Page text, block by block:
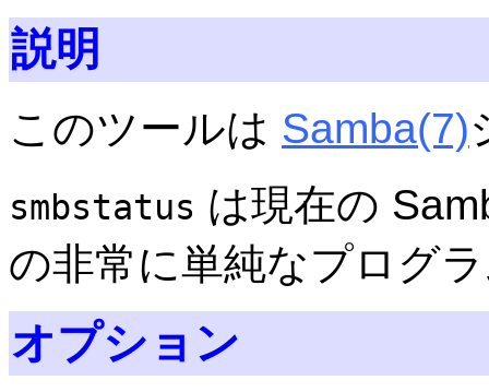
説明
このツールは Samba(7)
smbstatus は現在の
の非常に単純なプログ
オプション